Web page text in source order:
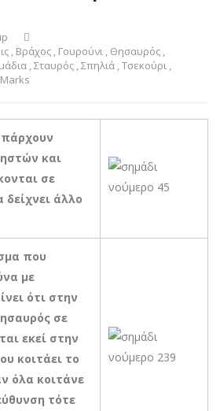
, Βράχος , Γουρούνι , Θησαυρός ,
,Σταυρός ,Σπηλιά ,Τσεκούρι ,
και
σε
άλλο
που
με
ότι στην
σε
εκεί στην
κοιτάει το
όλα κοιτάνε
τότε